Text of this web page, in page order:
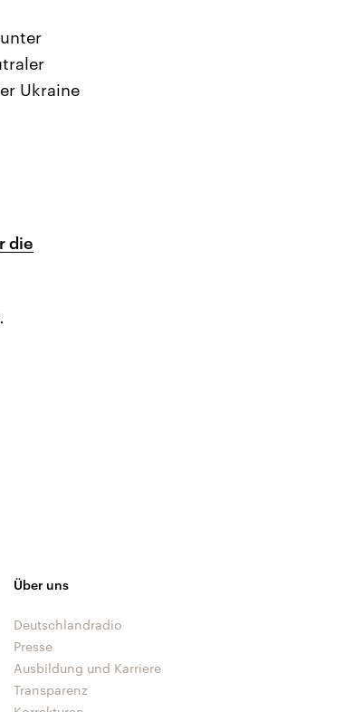
Ukraine
die
Über uns
Deutschlandradio
Presse
Ausbildung und Karriere
Transparenz